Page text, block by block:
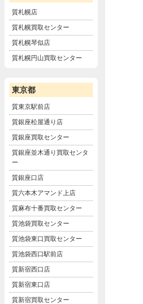
質札幌店
質札幌買取センター
質札幌琴似店
質札幌円山買取センター
東京都
質東京駅前店
質銀座松屋通り店
質銀座買取センター
質銀座並木通り買取センタ
ー
質銀座口店
質六本木アマンド上店
質麻布十番買取センター
質池袋買取センター
質池袋東口買取センター
質池袋西口駅前店
質新宿西口店
質新宿東口店
質新宿買取センター